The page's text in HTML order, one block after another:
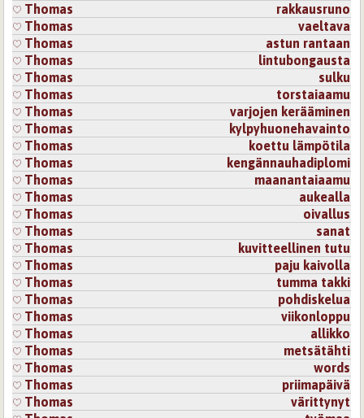
Thomas
rakkausruno
Thomas
vaeltava
Thomas
astun rantaan
Thomas
lintubongausta
Thomas
sulku
Thomas
torstaiaamu
Thomas
varjojen kerääminen
Thomas
kylpyhuonehavainto
Thomas
koettu lämpötila
Thomas
kengännauhadiplomi
Thomas
maanantaiaamu
Thomas
aukealla
Thomas
oivallus
Thomas
sanat
Thomas
kuvitteellinen tutu
Thomas
paju kaivolla
Thomas
tumma takki
Thomas
pohdiskelua
Thomas
viikonloppu
Thomas
allikko
Thomas
metsätähti
Thomas
words
Thomas
priimapäivä
Thomas
värittynyt